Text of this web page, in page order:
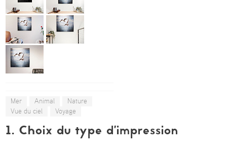
Mer Animal
Nature
Vue du ciel
Voyage
1. Choix du type d’impression